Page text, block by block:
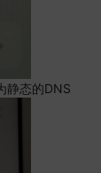
静态的DNS